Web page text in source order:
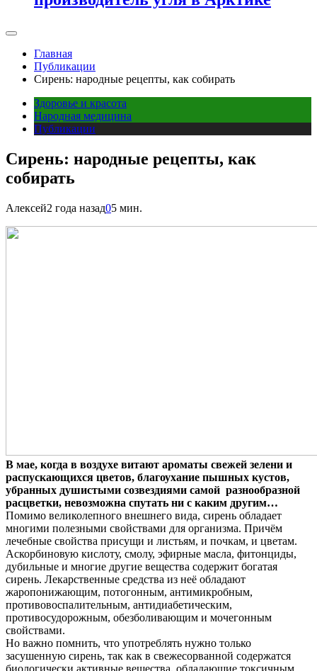
Главная
Публикации
Сирень: народные рецепты, как собирать
Здоровье и красота
Народная медицина
Публикации
Сирень: народные рецепты, как
собирать
Алексей2 года назад05 мин.
В мае, когда в воздухе витают ароматы свежей зелени и
распускающихся цветов, благоухание пышных кустов,
убранных душистыми созвездиями самой разнообразной
расцветки, невозможна спутать ни с каким другим…
Помимо великолепного внешнего вида, сирень обладает
многими полезными свойствами для организма. Причём
лечебные свойства присущи и листьям, и почкам, и цветам.
Аскорбиновую кислоту, смолу, эфирные масла, фитонциды,
дубильные и многие другие вещества содержит богатая
сирень. Лекарственные средства из неё обладают
жаропонижающим, потогонным, антимикробным,
противовоспалительным, антидиабетическим,
противосудорожным, обезболивающим и мочегонным
свойствами.
Но важно помнить, что употреблять нужно только
засушенную сирень, так как в свежесорванной содержатся
биологически активные вещества, обладающие токсичным